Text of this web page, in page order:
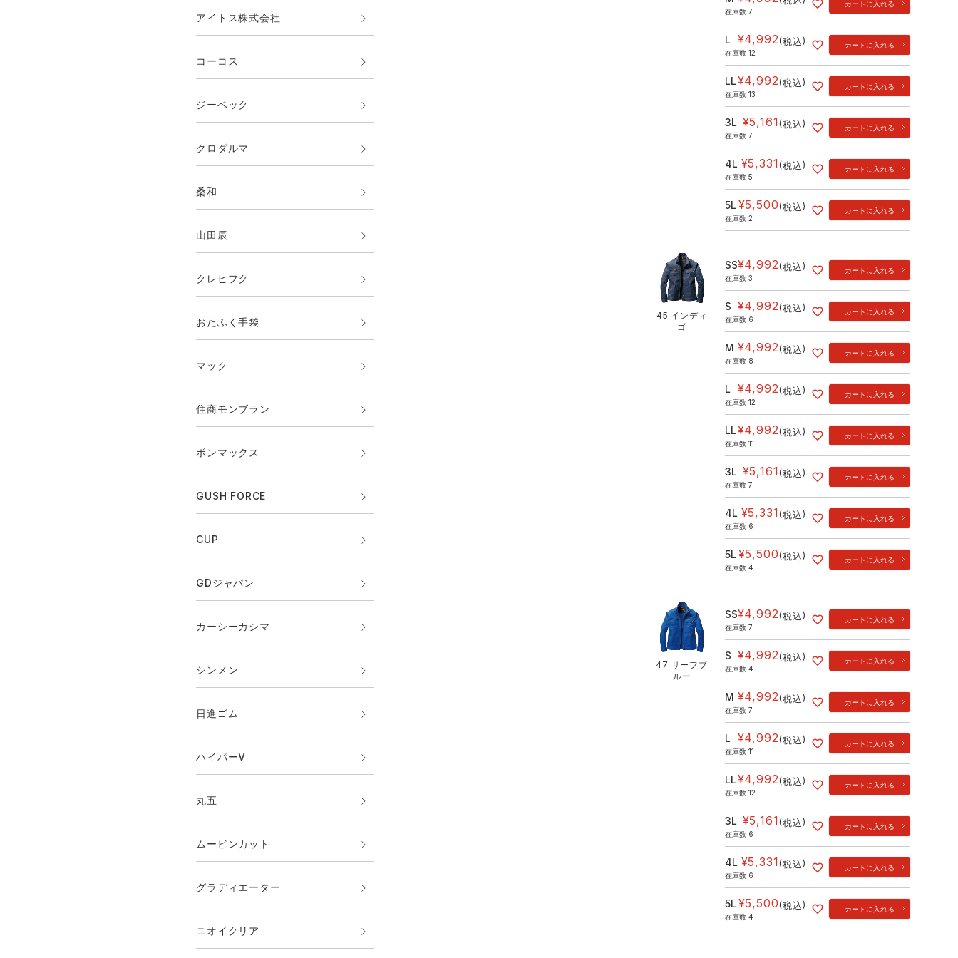
アイトス株式会社
コーコス
ジーベック
クロダルマ
桑和
山田辰
クレヒフク
おたふく手袋
マック
住商モンブラン
ボンマックス
GUSH FORCE
CUP
GDジャパン
カーシーカシマ
シンメン
日進ゴム
ハイパーV
丸五
ムービンカット
グラディエーター
ニオイクリア
在庫数 7
カートに入れる
L ¥4,992 税込
在庫数 12
カートに入れる
LL¥4,992 税込
在庫数 13
カートに入れる
3L ¥5,161 税込
在庫数 7
カートに入れる
4L ¥5,331 税込
在庫数 5
カートに入れる
5L ¥5,500 税込
在庫数 2
カートに入れる
45 インディ
ゴ
SS¥4,992 税込
在庫数 3
カートに入れる
S ¥4,992 税込
在庫数 6
カートに入れる
M ¥4,992 税込
在庫数 8
カートに入れる
L ¥4,992 税込
在庫数 12
カートに入れる
LL¥4,992 税込
在庫数 11
カートに入れる
3L ¥5,161 税込
在庫数 7
カートに入れる
4L ¥5,331 税込
在庫数 6
カートに入れる
5L ¥5,500 税込
在庫数 4
カートに入れる
47 サーフブ
ルー
SS¥4,992 税込
在庫数 7
カートに入れる
S ¥4,992 税込
在庫数 4
カートに入れる
M ¥4,992 税込
在庫数 7
カートに入れる
L ¥4,992 税込
在庫数 11
カートに入れる
LL¥4,992 税込
在庫数 12
カートに入れる
3L ¥5,161 税込
在庫数 6
カートに入れる
4L ¥5,331 税込
在庫数 6
カートに入れる
5L ¥5,500 税込
在庫数 4
カートに入れる